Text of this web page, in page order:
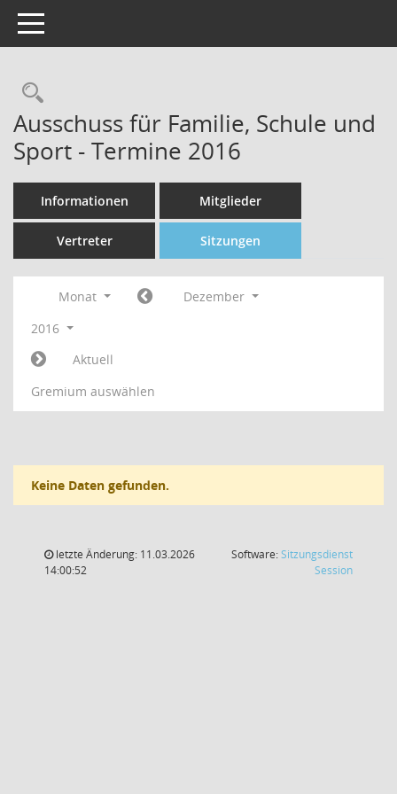
Toggle navigation
Rechercheauswahl
Ausschuss für Familie, Schule und
Sport - Termine 2016
Informationen Mitglieder
Vertreter Sitzungen
Monat
Dezember
2016
Aktuell
Gremium auswählen
Keine Daten gefunden.
letzte Änderung: 11.03.2026
14:00:52
Software:Sitzungsdienst
Session(Wird in